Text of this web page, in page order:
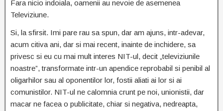
Fara nicio indoiala, oamenii au nevoie de asemenea
Televiziune.
Si, la sfirsit. Imi pare rau sa spun, dar am ajuns, intr-adevar,
acum citiva ani, dar si mai recent, inainte de inchidere, sa
privesc si eu cu mai mult interes NIT-ul, decit „televiziunile
noastre”, transformate intr-un apendice reprobabil si penibil al
oligarhilor sau al oponentilor lor, fostii aliati ai lor si ai
comunistilor. NIT-ul ne calomnia crunt pe noi, unionistii, dar
macar ne facea o publicitate, chiar si negativa, nedreapta,